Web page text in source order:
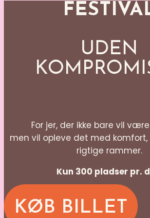
UDEN
For jer, der ikke bare vil
men vil opleve det med komfort,
rigtige rammer.
Kun 300 pladser pr.
KØB BILLET